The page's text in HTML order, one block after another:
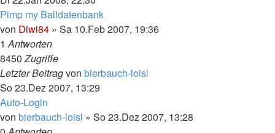
Pimp my Balldatenbank
von Diwi84 » Sa 10.Feb 2007, 19:36
1Antworten
8450Zugriffe
Letzter Beitragvon bierbauch-loisl
So 23.Dez 2007, 13:29
Auto-Login
von bierbauch-loisl » So 23.Dez 2007, 13:28